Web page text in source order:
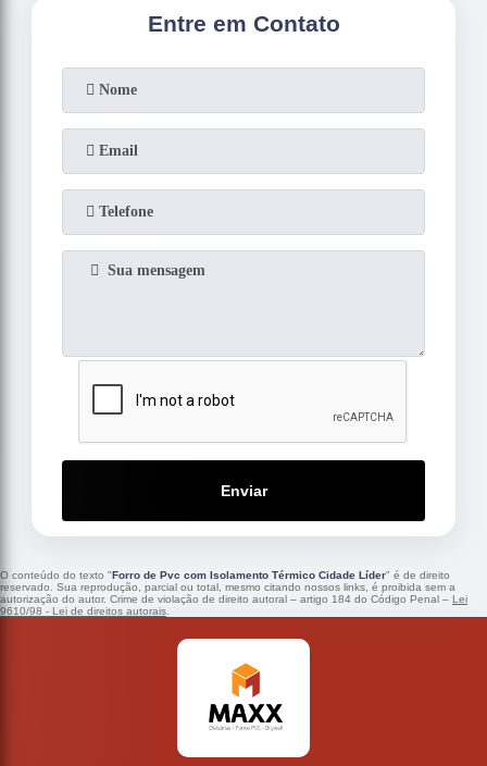
Entre em Contato
Enviar
O conteúdo do texto "Forro de Pvc com Isolamento Térmico Cidade Líder" é de direito
reservado. Sua reprodução, parcial ou total, mesmo citando nossos links, é proibida sem a
autorização do autor. Crime de violação de direito autoral – artigo 184 do Código Penal – Lei
9610/98 - Lei de direitos autorais.